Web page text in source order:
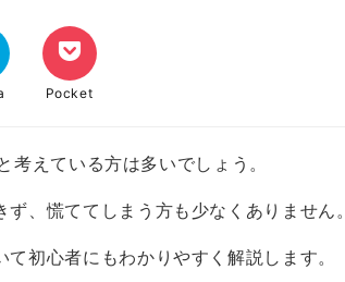
Pocket
えている方は多いでしょう。
、慌ててしまう方も少なくありません。
初心者にもわかりやすく解説します。